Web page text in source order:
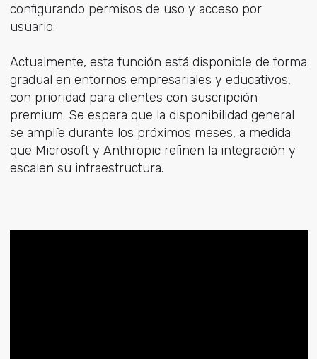
configurando permisos de uso y acceso por
usuario.
Actualmente, esta función está disponible de forma
gradual en entornos empresariales y educativos,
con prioridad para clientes con suscripción
premium. Se espera que la disponibilidad general
se amplíe durante los próximos meses, a medida
que Microsoft y Anthropic refinen la integración y
escalen su infraestructura.